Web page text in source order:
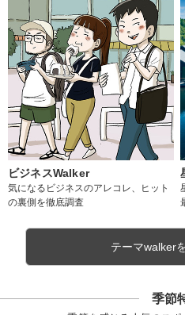
ビジネスWalker
気になるビジネスのアレコレ、ヒット
の裏側を徹底調査
テーマwalker
季節